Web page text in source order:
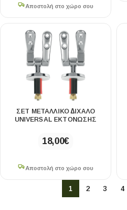
Αποστολή στο χώρο σου
ΣΕΤ ΜΕΤΑΛΛΙΚΟ ∆ΙΧΑΛΟ
UNIVERSAL ΕΚΤΟΝΩΣΗΣ
18,00€
Αποστολή στο χώρο σου
1 2 3 4